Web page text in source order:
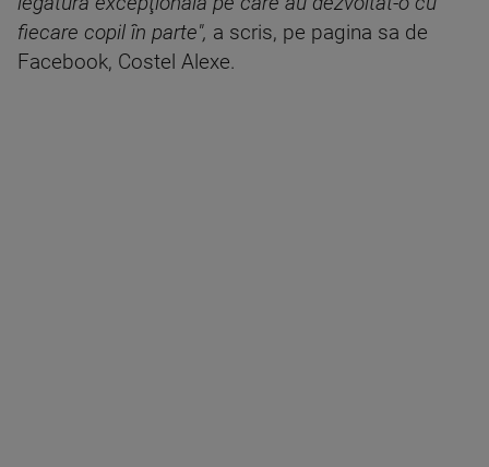
fiecare copil în parte", a scris, pe pagina sa de
Facebook, Costel Alexe.